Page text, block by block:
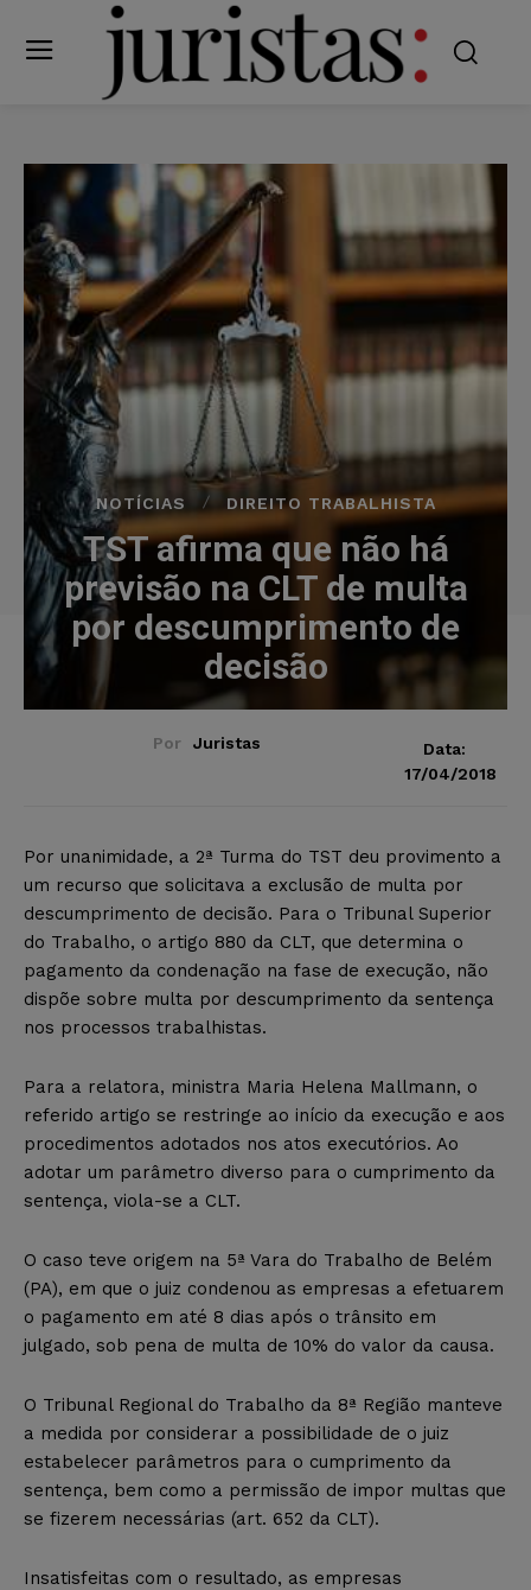
NOTÍCIAS DIREITO TRABALHISTA
TST afirma que não há
previsão na CLT de multa
por descumprimento de
decisão
Por Juristas
Data:
17/04/2018
Por unanimidade, a 2ª Turma do TST deu provimento a
um recurso que solicitava a exclusão de multa por
descumprimento de decisão. Para o Tribunal Superior
do Trabalho, o artigo 880 da CLT, que determina o
pagamento da condenação na fase de execução, não
dispõe sobre multa por descumprimento da sentença
nos processos trabalhistas.
Para a relatora, ministra Maria Helena Mallmann, o
referido artigo se restringe ao início da execução e aos
procedimentos adotados nos atos executórios. Ao
adotar um parâmetro diverso para o cumprimento da
sentença, viola-se a CLT.
O caso teve origem na 5ª Vara do Trabalho de Belém
(PA), em que o juiz condenou as empresas a efetuarem
o pagamento em até 8 dias após o trânsito em
julgado, sob pena de multa de 10% do valor da causa.
O Tribunal Regional do Trabalho da 8ª Região manteve
a medida por considerar a possibilidade de o juiz
estabelecer parâmetros para o cumprimento da
sentença, bem como a permissão de impor multas que
se fizerem necessárias (art. 652 da CLT).
Insatisfeitas com o resultado, as empresas